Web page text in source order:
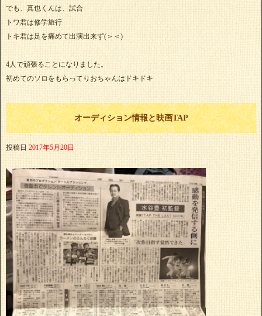
でも、真也くんは、試合
トワ君は修学旅行
トキ君は足を痛めて出演出来ず(＞＜)
4人で頑張ることになりました。
初めてのソロをもらってりおちゃんはドキドキ
オーディション情報と映画TAP
投稿日 2017年5月20日